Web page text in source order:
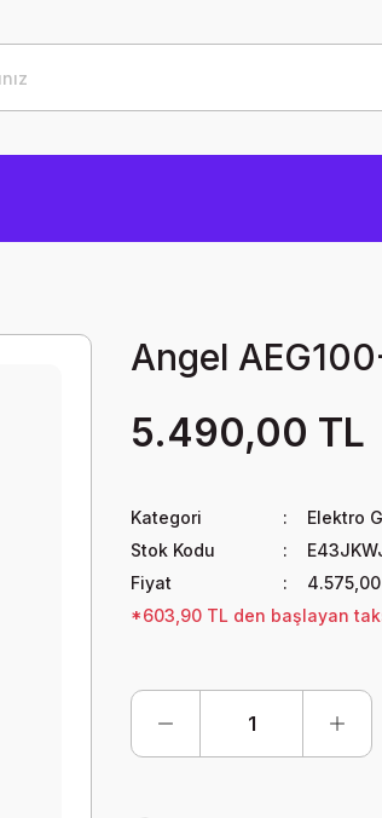
Angel
5.490,00 TL
Kategori
Elektro
Stok Kodu
Fiyat
*603,90 TL den başlayan